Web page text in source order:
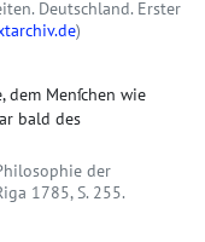
Deutschland. Erster
)
dem Menſchen wie
bald des
der
1785, S. 255.